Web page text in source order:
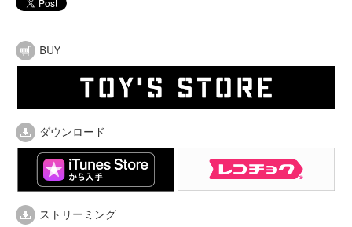
BUY
ダウンロード
ストリーミング